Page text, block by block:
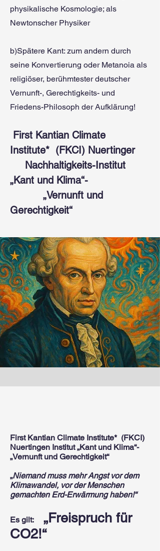
physikalische Kosmologie; als
Newtonscher Physiker
b)Spätere Kant: zum andern durch
seine Konvertierung oder Metanoia als
religiöser, berühmtester deutscher
Vernunft-, Gerechtigkeits- und
Friedens-Philosoph der Aufklärung!
First Kantian Climate
Institute* (FKCI) Nuertinger
Nachhaltigkeits-Institut
„Kant und Klima“-
„Vernunft und
Gerechtigkeit“
First Kantian Climate Institute* (FKCI)
Nuertingen Institut „Kant und Klima“-
„Vernunft und Gerechtigkeit“
„Niemand muss mehr Angst vor dem
Klimawandel, vor der Menschen
gemachten Erd-Erwärmung haben!“
Es gilt:
„Freispruch für
CO2!“